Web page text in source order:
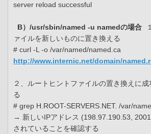
server reload successful
B）/usr/sbin/named -u namedの場合
ァイルを新しいものに置き換える
# curl -L -o /var/named/named.ca
http://www.internic.net/domain/
２、ルートヒントファイルの置き換えに
る
# grep H.ROOT-SERVERS.NET. /var/
→ 新しいIPアドレス (198.97.190.53,
されていることを確認する